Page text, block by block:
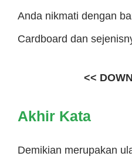
Anda nikmati dengan
Cardboard dan
<<
Akhir Kata
Demikian merupakan